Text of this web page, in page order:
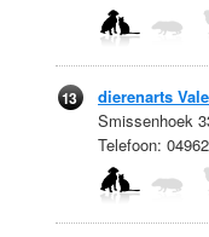
13
dierenarts
Smissenhoek
Telefoon: